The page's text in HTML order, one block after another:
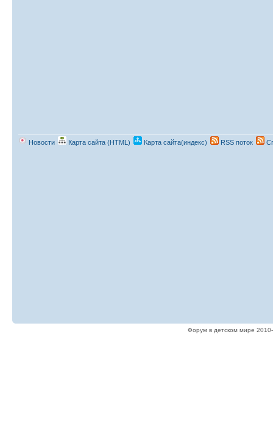
Новости Карта сайта (HTML) Карта сайта(индекс) RSS поток
Форум в детском мире